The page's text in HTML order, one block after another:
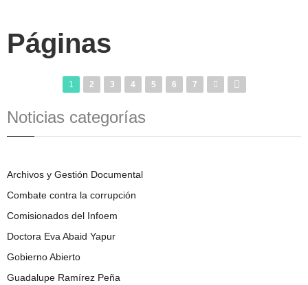
Páginas
1 2 3 4 5 6 7
Noticias categorías
Archivos y Gestión Documental
Combate contra la corrupción
Comisionados del Infoem
Doctora Eva Abaid Yapur
Gobierno Abierto
Guadalupe Ramírez Peña